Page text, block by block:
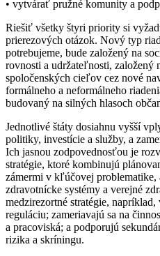
• vytvárať pružné komunity a
Riešiť všetky štyri priority si
prierezových otázok. Nový typ
potrebujeme, bude založený na
rovnosti a udržateľnosti, založený
spoločenských cieľov cez nové
formálneho a neformálneho
budovaný na silných hlasoch
Jednotlivé štáty dosiahnu vyšší
politiky, investície a služby, a
Ich jasnou zodpovednosťou je
stratégie, ktoré kombinujú
zámermi v kľúčovej problematike,
zdravotnícke systémy a verejné
medzirezortné stratégie,
reguláciu; zameriavajú sa na
a pracoviská; a podporujú
rizika a skríningu.